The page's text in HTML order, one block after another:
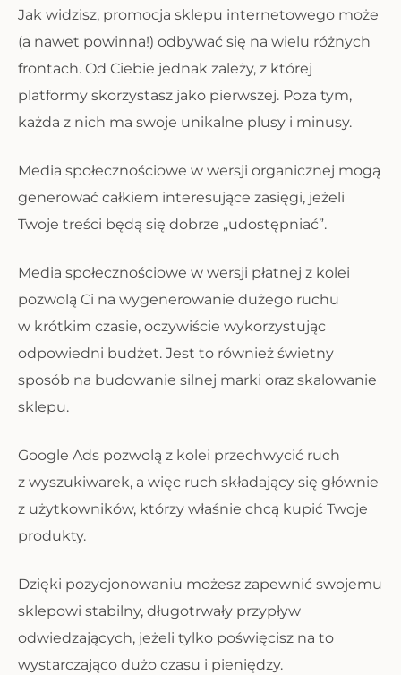
Jak widzisz, promocja sklepu internetowego może
(a nawet powinna!) odbywać się na wielu różnych
frontach. Od Ciebie jednak zależy, z której
platformy skorzystasz jako pierwszej. Poza tym,
każda z nich ma swoje unikalne plusy i minusy.
Media społecznościowe w wersji organicznej mogą
generować całkiem interesujące zasięgi, jeżeli
Twoje treści będą się dobrze „udostępniać”.
Media społecznościowe w wersji płatnej z kolei
pozwolą Ci na wygenerowanie dużego ruchu
w krótkim czasie, oczywiście wykorzystując
odpowiedni budżet. Jest to również świetny
sposób na budowanie silnej marki oraz skalowanie
sklepu.
Google Ads pozwolą z kolei przechwycić ruch
z wyszukiwarek, a więc ruch składający się głównie
z użytkowników, którzy właśnie chcą kupić Twoje
produkty.
Dzięki pozycjonowaniu możesz zapewnić swojemu
sklepowi stabilny, długotrwały przypływ
odwiedzających, jeżeli tylko poświęcisz na to
wystarczająco dużo czasu i pieniędzy.